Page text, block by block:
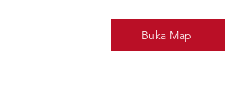
Buka Map